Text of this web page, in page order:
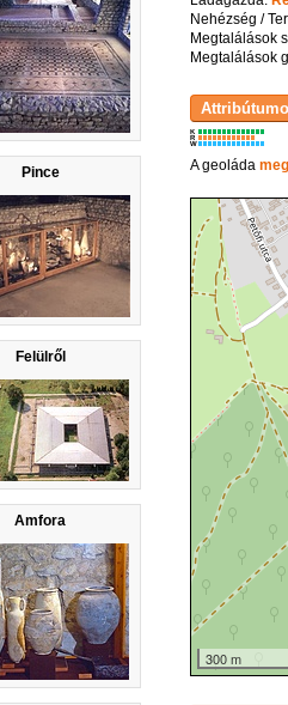
Pince
Felülről
Amfora
Nehézség /
Megtalálások
Megtalálások
K
R
W
A geoláda
300 m